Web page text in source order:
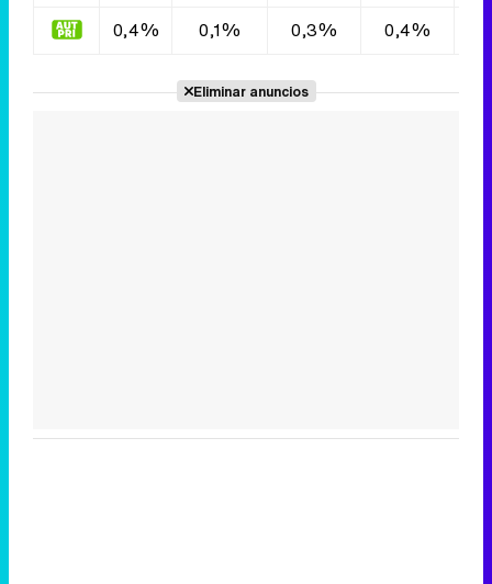
0,4% 0,1% 0,3% 0,4%
Eliminar anuncios